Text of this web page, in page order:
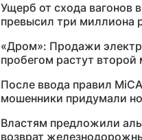
Ущерб от схода вагонов
превысил три миллиона
«Дром»: Продажи
пробегом растут
После ввода правил
мошенники придумали
Властям предложили
возврат